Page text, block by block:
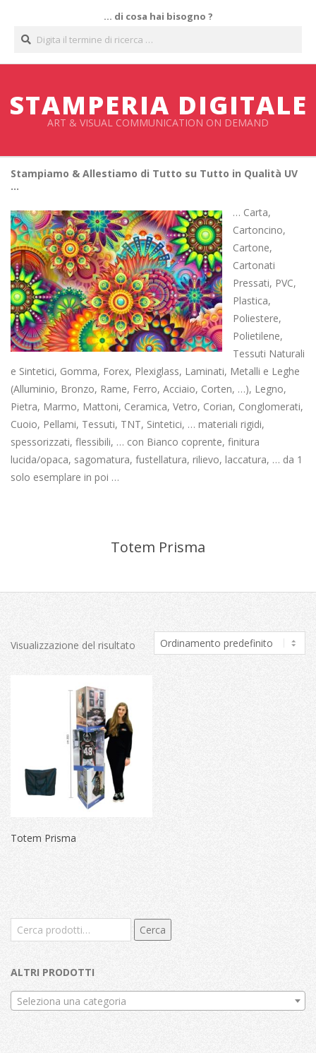
contenuto
… di cosa hai bisogno ?
STAMPERIA DIGITALE
ART & VISUAL COMMUNICATION ON DEMAND
Stampiamo & Allestiamo di Tutto su Tutto in Qualità UV
…
… Carta,
Cartoncino,
Cartone,
Cartonati
Pressati, PVC,
Plastica,
Poliestere,
Polietilene,
Tessuti Naturali
e Sintetici, Gomma, Forex, Plexiglass, Laminati, Metalli e Leghe
(Alluminio, Bronzo, Rame, Ferro, Acciaio, Corten, …), Legno,
Pietra, Marmo, Mattoni, Ceramica, Vetro, Corian, Conglomerati,
Cuoio, Pellami, Tessuti, TNT, Sintetici, … materiali rigidi,
spessorizzati, flessibili, … con Bianco coprente, finitura
lucida/opaca, sagomatura, fustellatura, rilievo, laccatura, … da 1
solo esemplare in poi …
Totem Prisma
Visualizzazione del risultato
Totem Prisma
Cerca: Cerca
ALTRI PRODOTTI
Seleziona una categoria